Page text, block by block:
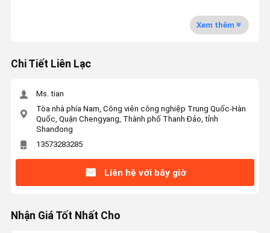
Xem thêm
Chi Tiết Liên Lạc
Ms. tian
Tòa nhà phía Nam, Công viên công nghiệp Trung Quốc-Hàn
Quốc, Quận Chengyang, Thành phố Thanh Đảo, tỉnh
Shandong
13573283285
Liên hệ với bây giờ
Nhận Giá Tốt Nhất Cho